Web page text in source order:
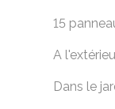
15
A
Dans le